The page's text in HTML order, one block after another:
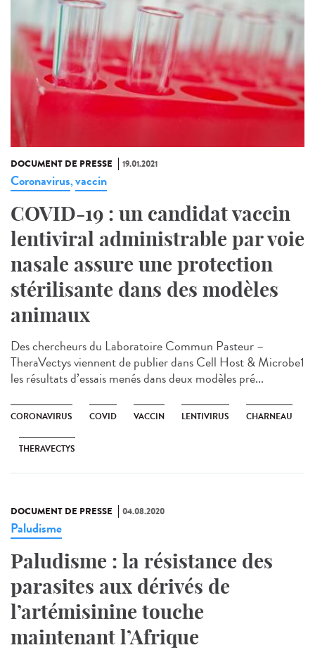
DOCUMENT DE PRESSE 19.01.2021
Coronavirus,vaccin
COVID-19 : un candidat vaccin
lentiviral administrable par voie
nasale assure une protection
stérilisante dans des modèles
animaux
Des chercheurs du Laboratoire Commun Pasteur –
TheraVectys viennent de publier dans Cell Host & Microbe1
les résultats d’essais menés dans deux modèles pré...
CORONAVIRUS COVID VACCIN LENTIVIRUS CHARNEAU
THERAVECTYS
DOCUMENT DE PRESSE 04.08.2020
Paludisme
Paludisme : la résistance des
parasites aux dérivés de
l’artémisinine touche
maintenant l’Afrique